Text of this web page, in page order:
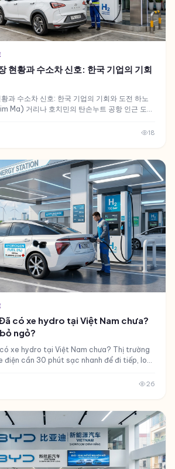
현황과 수소차 신호: 한국 기업의 기회
수소차 신호: 한국 기업의 기회와 도전 하노
Ma) 거리나 호치민의 탄손누트 공항 인근 도로
18
có xe hydro tại Việt Nam chưa?
ngỏ?
xe hydro tại Việt Nam chưa? Thị trường
26